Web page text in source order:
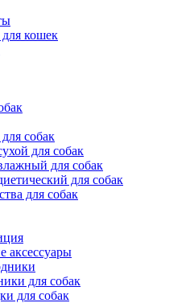
кошек
собак
для собак
для собак
для собак
для собак
аксессуары
для собак
для собак